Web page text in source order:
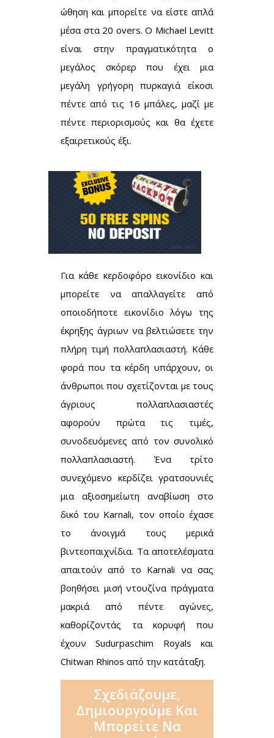
ώθηση και μπορείτε να είστε απλά
μέσα στα 20 overs. Ο Michael Levitt
είναι στην πραγματικότητα ο
μεγάλος σκόρερ που έχει μια
μεγάλη γρήγορη πυρκαγιά είκοσι
πέντε από τις 16 μπάλες, μαζί με
πέντε περιορισμούς και θα έχετε
εξαιρετικούς έξι.
Για κάθε κερδοφόρο εικονίδιο και
μπορείτε να απαλλαγείτε από
οποιοδήποτε εικονίδιο λόγω της
έκρηξης άγριων να βελτιώσετε την
πλήρη τιμή πολλαπλασιαστή. Κάθε
φορά που τα κέρδη υπάρχουν, οι
άνθρωποι που σχετίζονται με τους
άγριους πολλαπλασιαστές
αφορούν πρώτα τις τιμές,
συνοδευόμενες από τον συνολικό
πολλαπλασιαστή. Ένα τρίτο
συνεχόμενο κερδίζει γρατσουνιές
μια αξιοσημείωτη αναβίωση στο
δικό του Karnali, τον οποίο έχασε
το άνοιγμά τους μερικά
βιντεοπαιχνίδια. Τα αποτελέσματα
απαιτούν από το Karnali να σας
βοηθήσει μισή ντουζίνα πράγματα
μακριά από πέντε αγώνες,
καθορίζοντάς τα κορυφή που
έχουν Sudurpaschim Royals και
Chitwan Rhinos από την κατάταξη.
Σχεδιάζουμε,
Δημιουργούμε Και
Μπορείτε Να